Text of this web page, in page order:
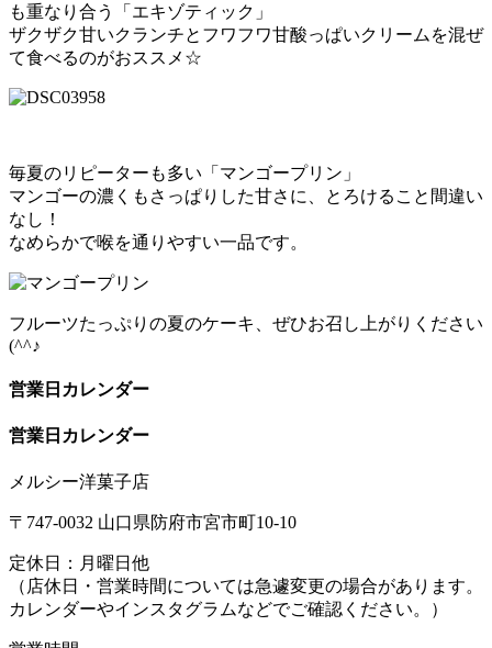
も重なり合う「エキゾティック」
ザクザク甘いクランチとフワフワ甘酸っぱいクリームを混ぜ
て食べるのがおススメ☆
毎夏のリピーターも多い「マンゴープリン」
マンゴーの濃くもさっぱりした甘さに、とろけること間違い
なし！
なめらかで喉を通りやすい一品です。
フルーツたっぷりの夏のケーキ、ぜひお召し上がりください
(^^♪
営業日カレンダー
営業日カレンダー
メルシー洋菓子店
〒747-0032 山口県防府市宮市町10-10
定休日：月曜日他
（店休日・営業時間については急遽変更の場合があります。
カレンダーやインスタグラムなどでご確認ください。）